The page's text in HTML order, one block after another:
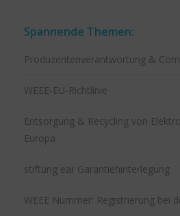
Spannende Themen:
Produzentenverantwortung &
WEEE-EU-Richtlinie
Entsorgung & Recycling von
Europa
stiftung ear Garantiehinterlegung
WEEE Nummer: Registrierung bei